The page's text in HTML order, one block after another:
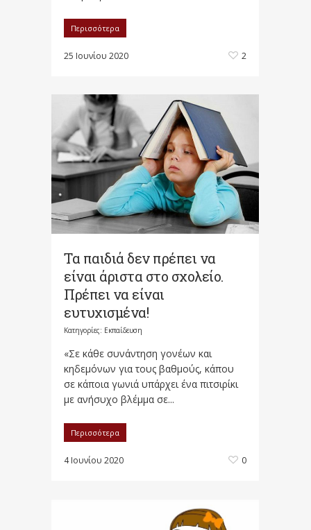
Περισσότερα
25 Ιουνίου 2020 2
Τα παιδιά δεν πρέπει να
είναι άριστα στο σχολείο.
Πρέπει να είναι
ευτυχισμένα!
Κατηγορίες: Εκπαίδευση
«Σε κάθε συνάντηση γονέων και
κηδεμόνων για τους βαθμούς, κάπου
σε κάποια γωνιά υπάρχει ένα πιτσιρίκι
με ανήσυχο βλέμμα σε...
Περισσότερα
4 Ιουνίου 2020 0